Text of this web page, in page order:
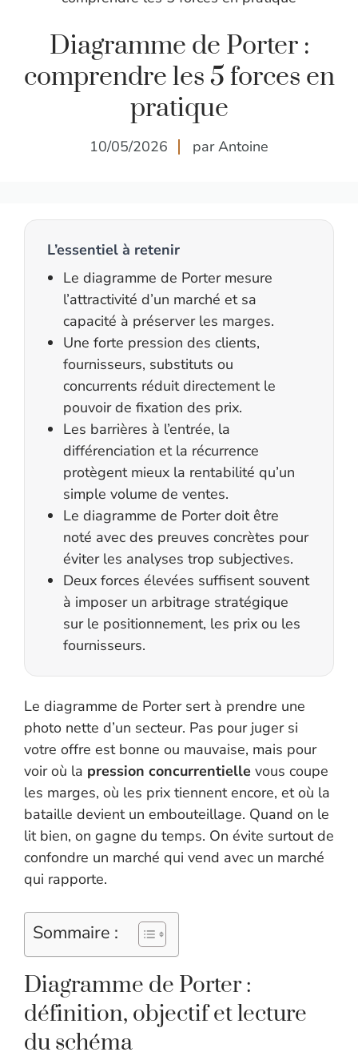
Diagramme de Porter :
comprendre les 5 forces en
pratique
10/05/2026 par Antoine
L’essentiel à retenir
Le diagramme de Porter mesure
l’attractivité d’un marché et sa
capacité à préserver les marges.
Une forte pression des clients,
fournisseurs, substituts ou
concurrents réduit directement le
pouvoir de fixation des prix.
Les barrières à l’entrée, la
différenciation et la récurrence
protègent mieux la rentabilité qu’un
simple volume de ventes.
Le diagramme de Porter doit être
noté avec des preuves concrètes pour
éviter les analyses trop subjectives.
Deux forces élevées suffisent souvent
à imposer un arbitrage stratégique
sur le positionnement, les prix ou les
fournisseurs.
Le diagramme de Porter sert à prendre une
photo nette d’un secteur. Pas pour juger si
votre offre est bonne ou mauvaise, mais pour
voir où la pression concurrentielle vous coupe
les marges, où les prix tiennent encore, et où la
bataille devient un embouteillage. Quand on le
lit bien, on gagne du temps. On évite surtout de
confondre un marché qui vend avec un marché
qui rapporte.
Sommaire :
Diagramme de Porter :
définition, objectif et lecture
du schéma